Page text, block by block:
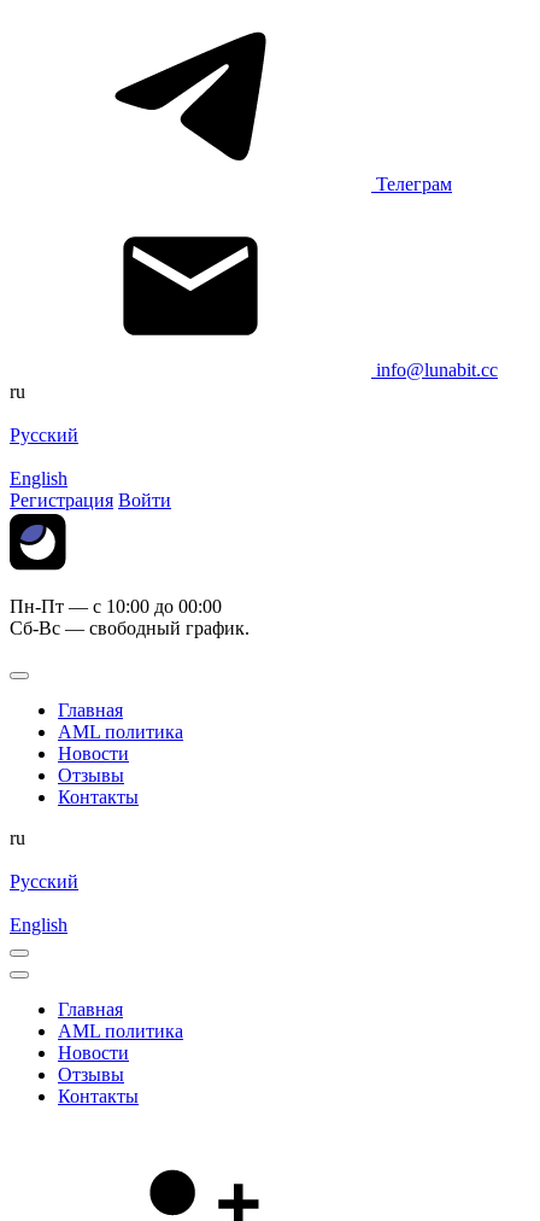
Телеграм
info@lunabit.cc
ru
Русский
English
Регистрация Войти
Пн-Пт — c 10:00 до 00:00
Сб-Вс — свободный график.
Главная
AML политика
Новости
Отзывы
Контакты
ru
Русский
English
Главная
AML политика
Новости
Отзывы
Контакты